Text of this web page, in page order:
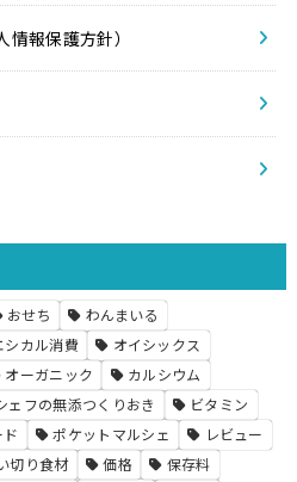
情報保護方針）
おせち
わんまいる
シカル消費
オイシックス
オーガニック
カルシウム
ェフの無添つくりおき
ビタミン
ポケットマルシェ
レビュー
切り食材 価格
保存料